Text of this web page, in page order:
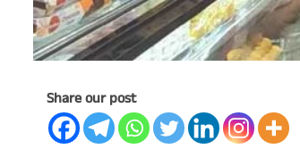
Share our post